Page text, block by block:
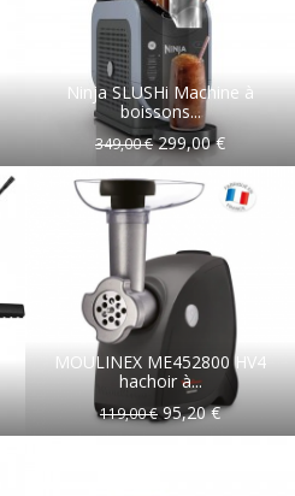
Ninja SLUSHi Machine à
boissons...
349,00 € 299,00 €
MOULINEX ME452800 HV4
hachoir à...
119,00 € 95,20 €